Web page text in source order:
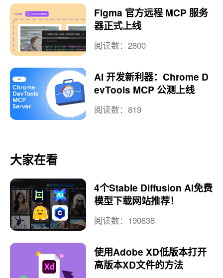
Figma 官方远程 MCP 服务
器正式上线
阅读数：2800
AI 开发新利器：Chrome D
evTools MCP 公测上线
阅读数：819
大家在看
4个Stable Diffusion AI免费
模型下载网站推荐！
阅读数：190638
使用Adobe XD低版本打开
高版本XD文件的方法